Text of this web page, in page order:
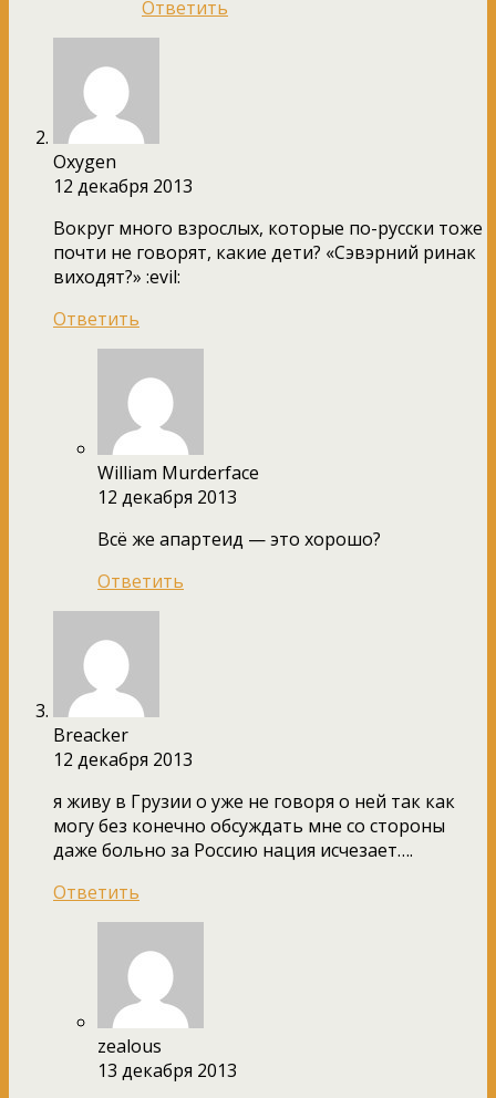
Ответить
Oxygen
12 декабря 2013
Вокруг много взрослых, которые по-русски тоже
почти не говорят, какие дети? «Сэвэрний ринак
виходят?» :evil:
Ответить
William Murderface
12 декабря 2013
Всё же апартеид — это хорошо?
Ответить
Breacker
12 декабря 2013
я живу в Грузии о уже не говоря о ней так как
могу без конечно обсуждать мне со стороны
даже больно за Россию нация исчезает….
Ответить
zealous
13 декабря 2013